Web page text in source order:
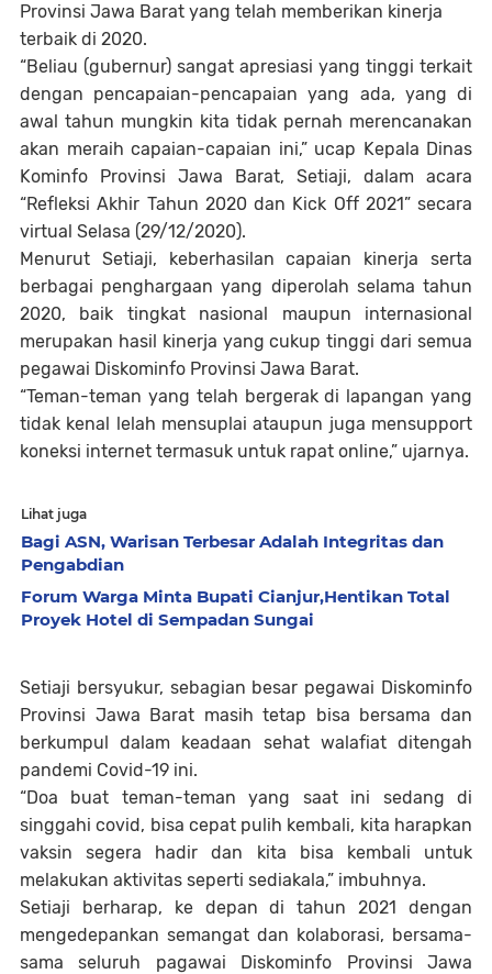
Provinsi Jawa Barat yang telah memberikan kinerja
terbaik di 2020.
“Beliau (gubernur) sangat apresiasi yang tinggi terkait
dengan pencapaian-pencapaian yang ada, yang di
awal tahun mungkin kita tidak pernah merencanakan
akan meraih capaian-capaian ini,” ucap Kepala Dinas
Kominfo Provinsi Jawa Barat, Setiaji, dalam acara
“Refleksi Akhir Tahun 2020 dan Kick Off 2021” secara
virtual Selasa (29/12/2020).
Menurut Setiaji, keberhasilan capaian kinerja serta
berbagai penghargaan yang diperolah selama tahun
2020, baik tingkat nasional maupun internasional
merupakan hasil kinerja yang cukup tinggi dari semua
pegawai Diskominfo Provinsi Jawa Barat.
“Teman-teman yang telah bergerak di lapangan yang
tidak kenal lelah mensuplai ataupun juga mensupport
koneksi internet termasuk untuk rapat online,” ujarnya.
Lihat juga
Bagi ASN, Warisan Terbesar Adalah Integritas dan
Pengabdian
Forum Warga Minta Bupati Cianjur,Hentikan Total
Proyek Hotel di Sempadan Sungai
Setiaji bersyukur, sebagian besar pegawai Diskominfo
Provinsi Jawa Barat masih tetap bisa bersama dan
berkumpul dalam keadaan sehat walafiat ditengah
pandemi Covid-19 ini.
“Doa buat teman-teman yang saat ini sedang di
singgahi covid, bisa cepat pulih kembali, kita harapkan
vaksin segera hadir dan kita bisa kembali untuk
melakukan aktivitas seperti sediakala,” imbuhnya.
Setiaji berharap, ke depan di tahun 2021 dengan
mengedepankan semangat dan kolaborasi, bersama-
sama seluruh pagawai Diskominfo Provinsi Jawa